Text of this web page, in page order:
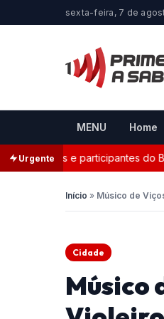
sexta-feira, 7 de
MENU Home
Urgentee participantes do
Início » Músico de
Cidade
Músico